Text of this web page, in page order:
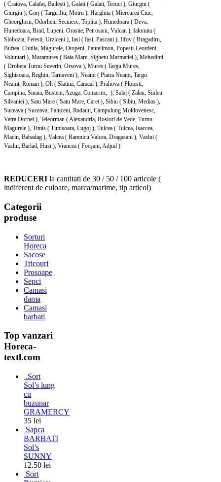
( Craiova, Calafat, Bailești ), Galati ( Galati, Tecuci ), Giurgiu (
Giurgiu ), Gorj ( Targu Jiu, Motru ), Harghita ( Miercurea Ciuc,
Gheorgheni, Odorheiu Secuiesc, Toplita ), Hunedoara ( Deva,
Hunedoara, Brad, Lupeni, Orastie, Petrosani, Vulcan ), Ialomita (
Slobozia, Fetesti, Urziceni ), Iasi ( Iasi, Pascani ), Ilfov ( Bragadiru,
Buftea, Chitila, Magurele, Otopeni, Pantelimon, Popesti-Leordeni,
Voluntari ), Maramures ( Baia Mare, Sighetu Marmatiei ), Mehedinti
( Drobeta Turnu Severin, Orsova ), Mures ( Targu Mures,
Sighisoara, Reghin, Tarnaveni ), Neamt ( Piatra Neamt, Targu
Neamt, Roman ), Olt ( Slatina, Caracal ), Prahova ( Ploiesti,
Campina, Sinaia, Busteni, Azuga, Comarnic, ), Salaj ( Zalau, Sinleu
Silvaniei ), Satu Mare ( Satu Mare, Carei ), Sibiu ( Sibiu, Medias ),
Suceava ( Suceava, Falticeni, Radauti, Campulung Moldovenesc,
Vatra Dornei ), Teleorman ( Alexandria, Rosiori de Vede, Turnu
Magurele ), Timis ( Timisoara, Lugoj ), Tulcea ( Tulcea, Isaccea,
Macin, Babadag ), Valcea ( Ramnicu Valcea, Dragasani ), Vaslui (
Vaslui, Barlad, Husi ), Vrancea ( Focșani, Adjud )
REDUCERI la cantitati de 30 / 50 / 100 articole (
indiferent de culoare, marca/marime, tip articol)
Categorii
produse
Sorturi
Horeca
Sacose
Tricouri
Prosoape
Sepci
Camasi
dama
Camasi
barbati
Top vanzari
Horeca-
textl.com
.Sort
Sol’s lung
cu
buzunar
GRAMERCY
35 lei
Sapca
BARBATI
Sol’s
SUNNY
12.50 lei
Sort